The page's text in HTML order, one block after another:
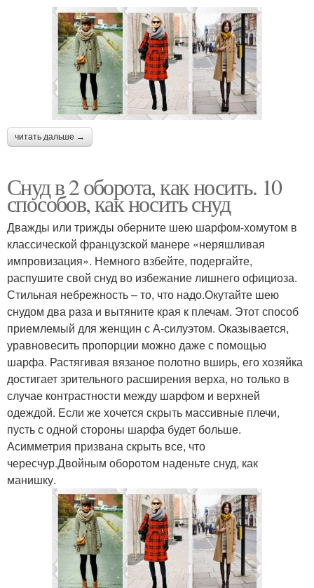
читать дальше →
Снуд в 2 оборота, как носить. 10
способов, как носить снуд
Дважды или трижды оберните шею шарфом-хомутом в
классической французской манере «неряшливая
импровизация». Немного взбейте, подергайте,
распушите свой снуд во избежание лишнего официоза.
Стильная небрежность – то, что надо.Окутайте шею
снудом два раза и вытяните края к плечам. Этот способ
приемлемый для женщин с А-силуэтом. Оказывается,
уравновесить пропорции можно даже с помощью
шарфа. Растягивая вязаное полотно вширь, его хозяйка
достигает зрительного расширения верха, но только в
случае контрастности между шарфом и верхней
одеждой. Если же хочется скрыть массивные плечи,
пусть с одной стороны шарфа будет больше.
Асимметрия призвана скрыть все, что
чересчур.Двойным оборотом наденьте снуд, как
манишку.